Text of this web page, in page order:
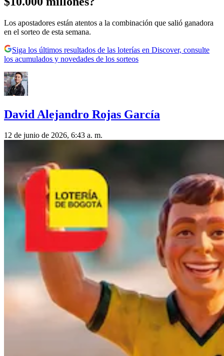
Los apostadores están atentos a la combinación que salió ganadora
en el sorteo de esta semana.
Siga los últimos resultados de las loterías en Discover, consulte
los acumulados y novedades de los sorteos
David Alejandro Rojas García
12 de junio de 2026, 6:43 a. m.